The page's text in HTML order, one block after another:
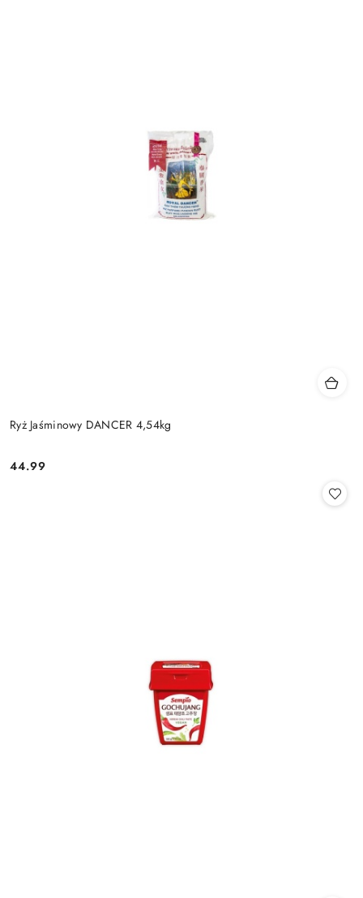
Ryż Jaśminowy DANCER 4,54kg
Cena:
44.99